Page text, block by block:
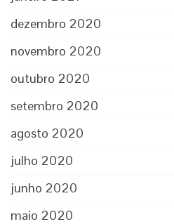
dezembro 2020
novembro 2020
outubro 2020
setembro 2020
agosto 2020
julho 2020
junho 2020
maio 2020